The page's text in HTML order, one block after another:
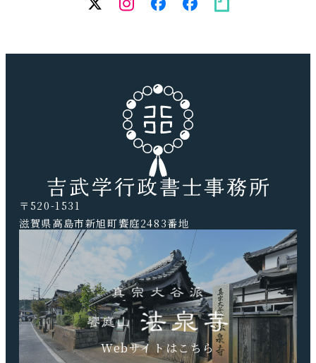
人） 務
〒520-1531
滋賀県高島市新旭町饗庭2483番地
TEL.0740-20-9041 FAX.0740-20-9042
Webサイトはこちら